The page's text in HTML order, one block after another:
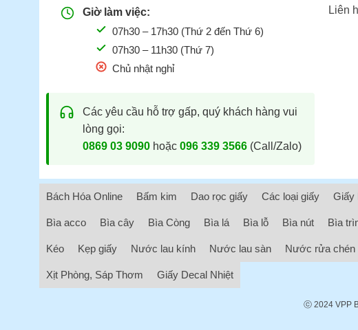
Giờ làm việc:
07h30 – 17h30 (Thứ 2 đến Thứ 6)
07h30 – 11h30 (Thứ 7)
Chủ nhật nghỉ
Các yêu cầu hỗ trợ gấp, quý khách hàng vui
lòng gọi:
0869 03 9090hoặc 096 339 3566(Call/Zalo)
Liên
Bách Hóa Online Bấm kim Dao rọc giấy Các loại giấy Giấy
Bìa acco Bìa cây Bìa Còng Bìa lá Bìa lỗ Bìa nút Bìa
Kéo Kẹp giấy Nước lau kính Nước lau sàn Nước rửa chén
Xịt Phòng, Sáp Thơm Giấy Decal Nhiệt
ⓒ 2024 VPP